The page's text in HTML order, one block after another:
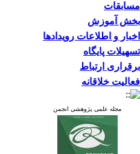
مسابقات
بخش آموزش
اخبار و اطلاعات رویدادها
تسهیلات پایگاه
برقراری ارتباط
فعالیت خلاقانه
مجله علمی پژوهشی انجمن